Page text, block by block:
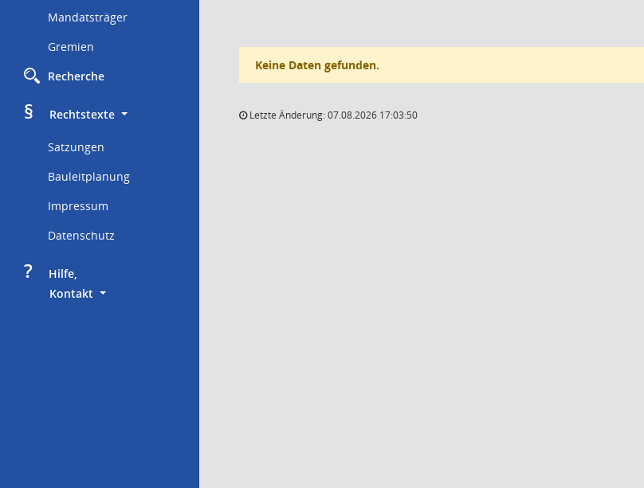
Mandatsträger
Gremien
Recherche
§
     Rechtstexte
Satzungen
Bauleitplanung
Impressum
Datenschutz
?
     Hilfe,
Kontakt
Keine Daten gefunden.
Letzte Änderung: 07.08.2026 17:03:50